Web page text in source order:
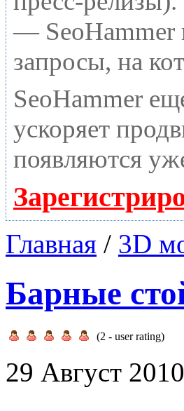
— SeoHammer
запросы, на
SeoHammer
ускоряет
появляются
Главная / 3D
Барные
(2 - user rating)
29 Август 2010